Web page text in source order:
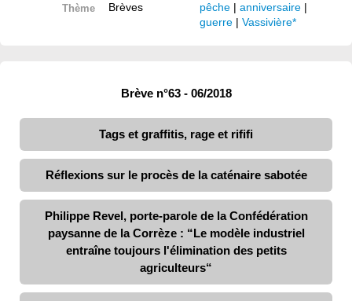
Thème Brèves pêche | anniversaire |
guerre | Vassivière*
Brève n°63 - 06/2018
Tags et graffitis, rage et rififi
Réflexions sur le procès de la caténaire sabotée
Philippe Revel, porte-parole de la Confédération
paysanne de la Corrèze : “Le modèle industriel
entraîne toujours l'élimination des petits
agriculteurs“